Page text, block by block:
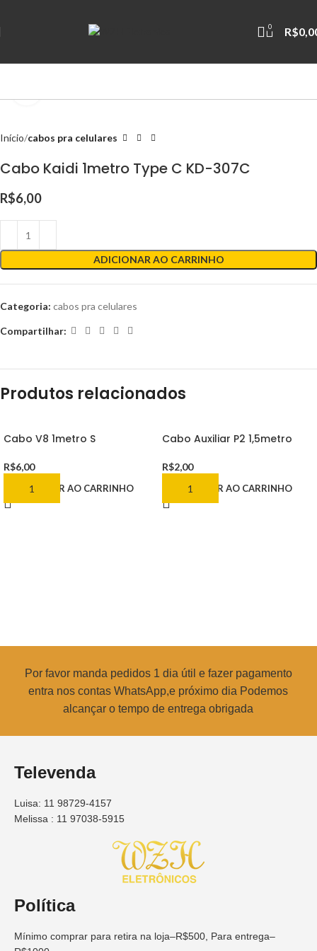
0 R$
Início cabos pra celulares
Cabo Kaidi 1metro Type C KD-307C
R$6,00
ADICIONAR AO CARRINHO
Categoria: cabos pra celulares
Compartilhar:
Produtos relacionados
Cabo V8 1metro S
R$6,00
ADICIONAR AO CARRINHO
Cabo Auxiliar P2 1,5metro
R$2,00
ADICIONAR AO CARRINHO
Por favor manda pedidos 1 dia útil e fazer pagamento
entra nos contas WhatsApp,e próximo dia Podemos
alcançar o tempo de entrega obrigada
Televenda
Luisa: 11 98729-4157
Melissa : 11 97038-5915
Política
Mínimo comprar para retira na loja–R$500, Para entrega–